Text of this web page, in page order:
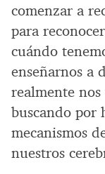
comenzar a
para
cuándo
enseñarnos a
realmente nos
buscando por
mecanismos
nuestros